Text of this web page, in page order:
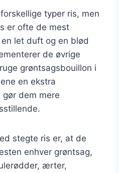
typer ris, men
er ofte de mest
let duft og en blød
de øvrige
grøntsagsbouillon i
en ekstra
gør dem mere
stegte ris er, at de
enhver grøntsag,
ærter,